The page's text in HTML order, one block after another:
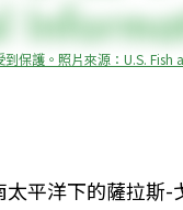
保護。照片來源：U.S. Fish
平洋下的薩拉斯-